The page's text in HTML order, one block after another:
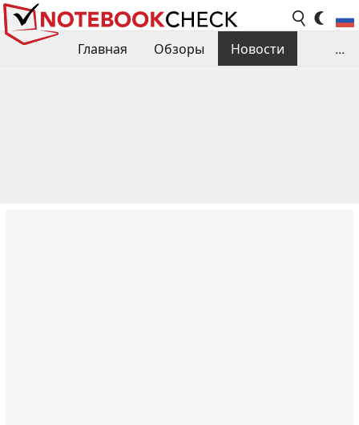
Главная Обзоры
Новости
...